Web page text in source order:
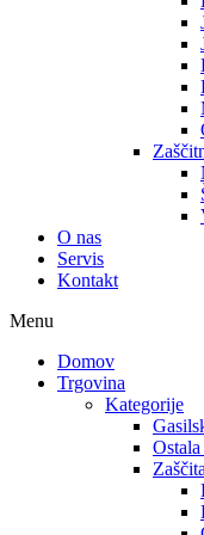
O nas
Servis
Kontakt
Menu
Domov
Trgovina
Kategorije